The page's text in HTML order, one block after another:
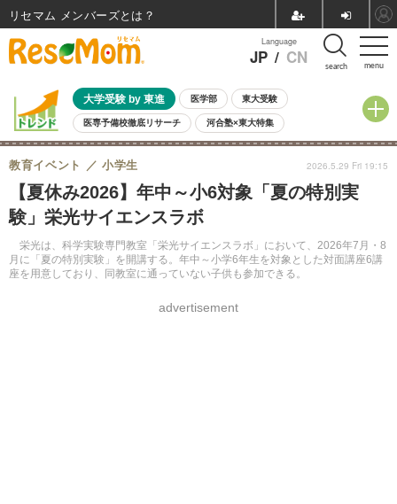
menu
Language
JP / CN search
大学受験 by 東進 医学部 東大受験
医専予備校徹底リサーチ 河合塾×東大特集
親子で考える大学選び 高校受験 中学受験 小学校受験
共通テスト 夏休み
8月開催イベント・WS 全国公立高校 過去問 人気記事
自由研究教材（小学生向け） 自由研究教材（中学生向け）
【夏休み2026】年中～小6対象「夏の特別実
験」栄光サイエンスラボ
栄光は、科学実験専門教室「栄光サイエンスラボ」において、2026年7月・8
月に「夏の特別実験」を開講する。年中～小学6年生を対象とした対面講座6講
座を用意しており、同教室に通っていない子供も参加できる。
教育イベント 小学生
advertisement
2026.5.29 Fri 19:15
リセマム メンバーズ